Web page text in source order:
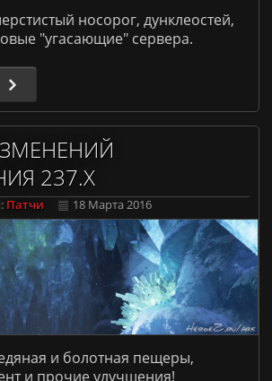
[PvE]
носорог, дунклеостей,
"угасающие" сервера.
237.X
Патчи 18 Марта 2016
и болотная пещеры,
и прочие улучшения!